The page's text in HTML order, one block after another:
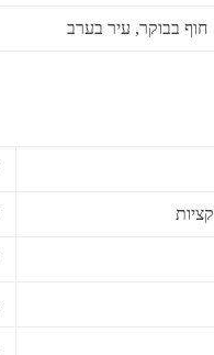
חוף בבוקר, עיר בערב